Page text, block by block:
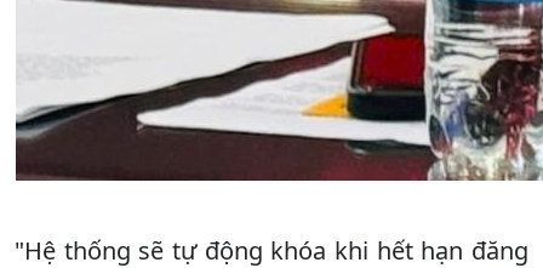
"Hệ thống sẽ tự động khóa khi hết hạn đăng